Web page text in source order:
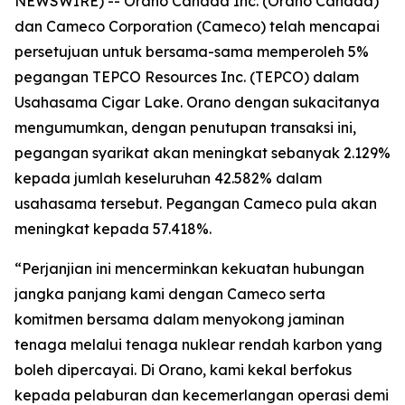
dan Cameco Corporation (Cameco) telah mencapai
persetujuan untuk bersama-sama memperoleh 5%
pegangan TEPCO Resources Inc. (TEPCO) dalam
Usahasama Cigar Lake. Orano dengan sukacitanya
mengumumkan, dengan penutupan transaksi ini,
pegangan syarikat akan meningkat sebanyak 2.129%
kepada jumlah keseluruhan 42.582% dalam
usahasama tersebut. Pegangan Cameco pula akan
meningkat kepada 57.418%.
“Perjanjian ini mencerminkan kekuatan hubungan
jangka panjang kami dengan Cameco serta
komitmen bersama dalam menyokong jaminan
tenaga melalui tenaga nuklear rendah karbon yang
boleh dipercayai. Di Orano, kami kekal berfokus
kepada pelaburan dan kecemerlangan operasi demi